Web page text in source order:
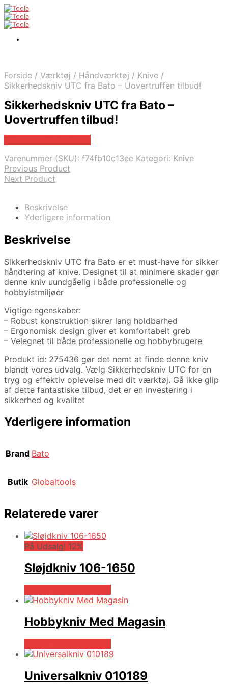
Forside / Værktøj / Håndværktøj / Knive /
Sikkerhedskniv UTC fra Bato – Uovertruffen tilbud!
Sikkerhedskniv UTC fra Bato –
Uovertruffen tilbud!
Varenummer (SKU): f74fb10c13ee Kategori: Knive
Previous Product
Next Product
Beskrivelse
Yderligere information
Beskrivelse
Sikkerhedskniv UTC fra Bato er et must-have for sikker
håndtering af knive. Designet til at minimere skader gør
denne kniv uundgåelig i både professionelle og
hobbyistmiljøer
Vigtige egenskaber:
– Robust konstruktion sikrer lang holdbarhed
– Ergonomisk design giver et komfortabelt greb
– Velegnet til både professionelle og hobbybrugere
Produkt id: 275436 gør det nemt at finde denne kniv
blandt vores udvalg. Vælg Sikkerhedskniv UTC for en
tryg og effektiv oplevelse med dit værktøj. Gå ikke glip
af dette fantastiske tilbud, det er en investering i
sikkerhed og kvalitet
Yderligere information
Brand Bato
Butik Globaltools
Relaterede varer
På Udsalg! 12%
Sløjdkniv 106-1650
Hobbykniv Med Magasin
Universalkniv 010189